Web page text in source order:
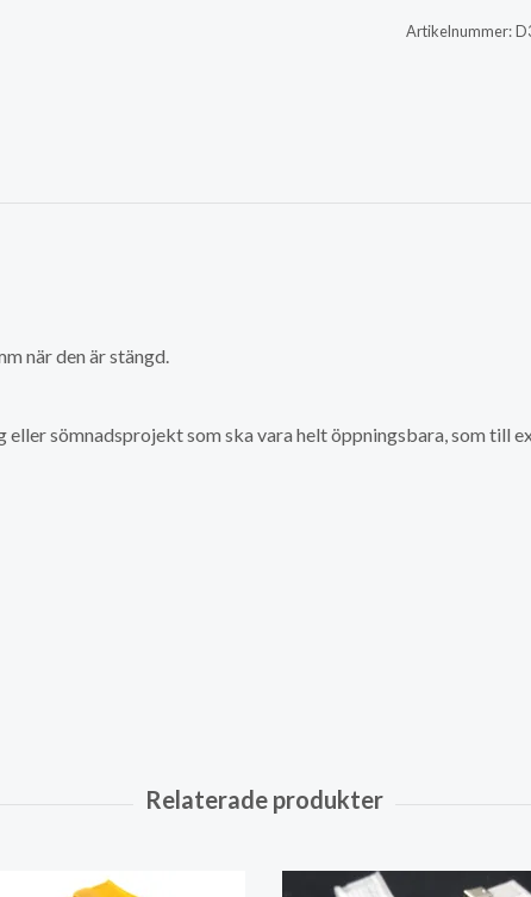
Artikelnummer:
när den är stängd.
sömnadsprojekt som ska vara helt öppningsbara, som till